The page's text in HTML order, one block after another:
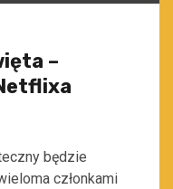
–
będzie
członkami